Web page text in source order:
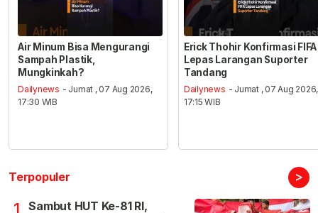
Air Minum Bisa Mengurangi
Sampah Plastik,
Mungkinkah?
Dailynews - Jumat , 07 Aug 2026,
17:30 WIB
Erick Thohir Konfirmasi FIFA
Lepas Larangan Suporter
Tandang
Dailynews - Jumat , 07 Aug 2026,
17:15 WIB
Terpopuler >
1
Sambut HUT Ke-81 RI,